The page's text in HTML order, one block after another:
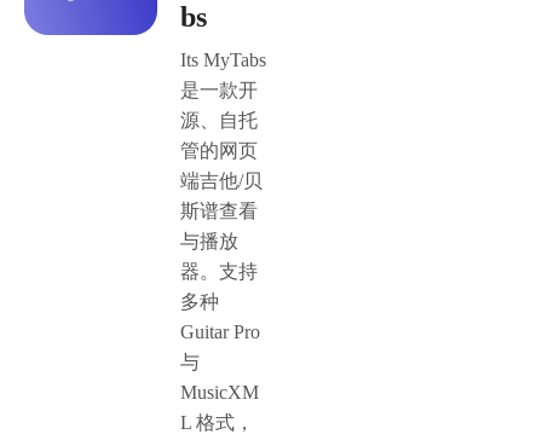
bs
Its MyTabs
是一款开
源、自托
管的网页
端吉他/贝
斯谱查看
与播放
器。支持
多种
Guitar Pro
与
MusicXM
L 格式，